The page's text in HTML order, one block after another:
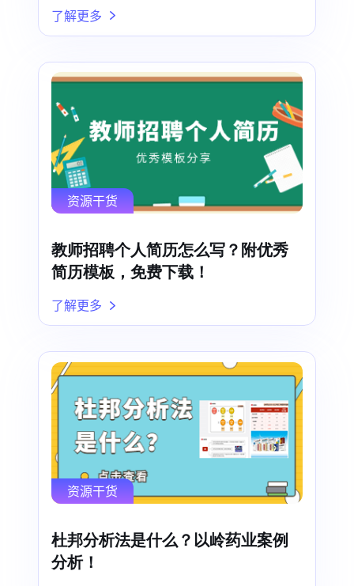
了解更多
资源干货
教师招聘个人简历怎么写？附优秀
简历模板，免费下载！
了解更多
资源干货
杜邦分析法是什么？以岭药业案例
分析！